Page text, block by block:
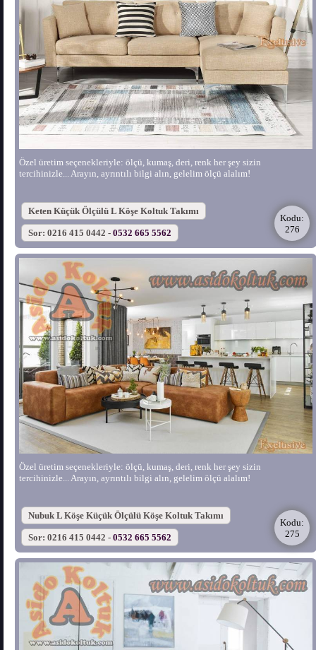
Özel üretim seçenekleriyle: ölçü, kumaş, deri, renk her şey sizin
tercihinizle... Arayın, ayrıntılı bilgi alın, gelelim ölçü alalım!
Keten Küçük Ölçülü L Köşe Koltuk Takımı
Kodu:
276
Sor: 0216 415 0442 - 0532 665 5562
Özel üretim seçenekleriyle: ölçü, kumaş, deri, renk her şey sizin
tercihinizle... Arayın, ayrıntılı bilgi alın, gelelim ölçü alalım!
Nubuk L Köşe Küçük Ölçülü Köşe Koltuk Takımı
Kodu:
275
Sor: 0216 415 0442 - 0532 665 5562